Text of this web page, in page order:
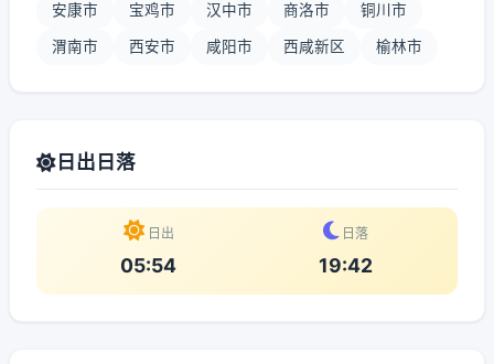
安康市 宝鸡市 汉中市 商洛市 铜川市
渭南市 西安市 咸阳市 西咸新区 榆林市
日出日落
日出
05:54
日落
19:42